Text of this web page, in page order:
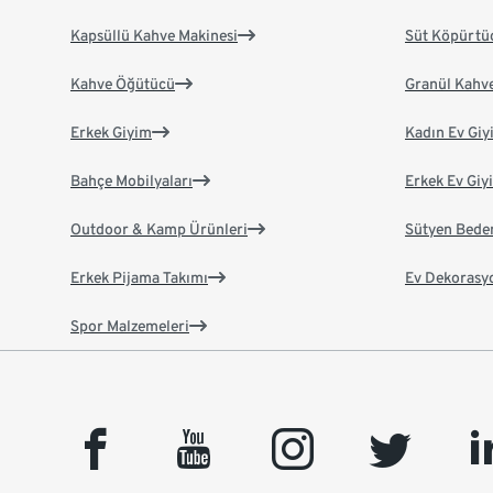
Kapsüllü Kahve Makinesi
Kahve Öğütücü
Süt
Granül
Erkek Giyim
Bahçe Mobilyaları
Outdoor & Kamp Ürünleri
Erkek Pijama Takımı
Spor Malzemeleri
Kadın Ev
Erkek Ev
Sütyen
Ev
facebook youtube instagram twitter